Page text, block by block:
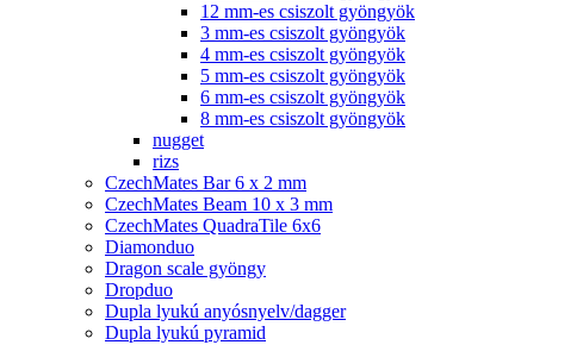
12 mm-es csiszolt gyöngyök
3 mm-es csiszolt gyöngyök
4 mm-es csiszolt gyöngyök
5 mm-es csiszolt gyöngyök
6 mm-es csiszolt gyöngyök
8 mm-es csiszolt gyöngyök
nugget
rizs
CzechMates Bar 6 x 2 mm
CzechMates Beam 10 x 3 mm
CzechMates QuadraTile 6x6
Diamonduo
Dragon scale gyöngy
Dropduo
Dupla lyukú anyósnyelv/dagger
Dupla lyukú pyramid